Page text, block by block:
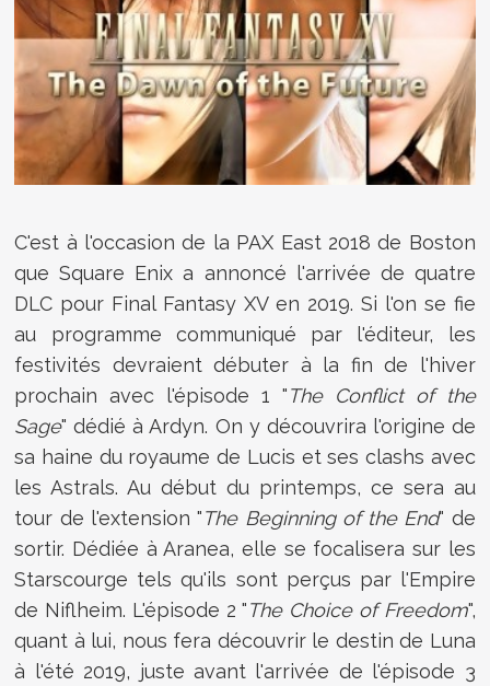
C'est à l'occasion de la PAX East 2018 de Boston
que Square Enix a annoncé l'arrivée de quatre
DLC pour Final Fantasy XV en 2019. Si l'on se fie
au programme communiqué par l'éditeur, les
festivités devraient débuter à la fin de l'hiver
prochain avec l'épisode 1 "The Conflict of the
Sage" dédié à Ardyn. On y découvrira l'origine de
sa haine du royaume de Lucis et ses clashs avec
les Astrals. Au début du printemps, ce sera au
tour de l'extension "The Beginning of the End" de
sortir. Dédiée à Aranea, elle se focalisera sur les
Starscourge tels qu'ils sont perçus par l'Empire
de Niflheim. L'épisode 2 "The Choice of Freedom",
quant à lui, nous fera découvrir le destin de Luna
à l'été 2019, juste avant l'arrivée de l'épisode 3